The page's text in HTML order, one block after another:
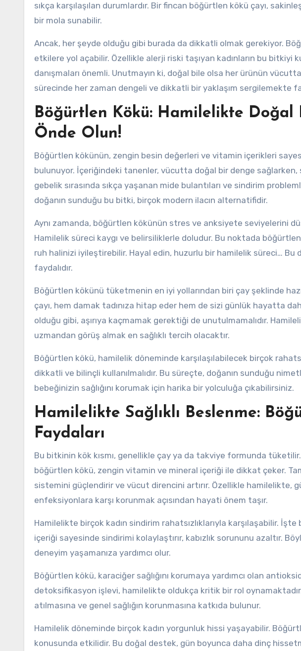
sıkça karşılaşılan durumlardır. Bir fincan böğürtlen kökü çayı,
bir mola sunabilir.
Ancak, her şeyde olduğu gibi burada da dikkatli olmak gerekiyor.
etkilere yol açabilir. Özellikle alerji riski taşıyan kadınların bu bitkiyi
danışmaları önemli. Unutmayın ki, doğal bile olsa her ürünün
sürecinde her zaman dengeli ve dikkatli bir yaklaşım sergilemekte
Böğürtlen Kökü: Hamilelikte Doğal
Önde Olun!
Böğürtlen kökünün, zengin besin değerleri ve vitamin içerikleri
bulunuyor. İçeriğindeki tanenler, vücutta doğal bir denge
gebelik sırasında sıkça yaşanan mide bulantıları ve sindirim
doğanın sunduğu bu bitki, birçok modern ilacın alternatifidir.
Aynı zamanda, böğürtlen kökünün stres ve anksiyete seviyelerini
Hamilelik süreci kaygı ve belirsiliklerle doludur. Bu noktada
ruh halinizi iyileştirebilir. Hayal edin, huzurlu bir hamilelik süreci… Bu
faydalıdır.
Böğürtlen kökünü tüketmenin en iyi yollarından biri çay şeklinde
çayı, hem damak tadınıza hitap eder hem de sizi günlük hayatta
olduğu gibi, aşırıya kaçmamak gerektiği de unutulmamalıdır.
uzmandan görüş almak en sağlıklı tercih olacaktır.
Böğürtlen kökü, hamilelik döneminde karşılaşılabilecek birçok
dikkatli ve bilinçli kullanılmalıdır. Bu süreçte, doğanın sunduğu
bebeğinizin sağlığını korumak için harika bir yolculuğa çıkabilirsiniz.
Hamilelikte Sağlıklı Beslenme:
Faydaları
Bu bitkinin kök kısmı, genellikle çay ya da takviye formunda
böğürtlen kökü, zengin vitamin ve mineral içeriği ile dikkat çeker.
sistemini güçlendirir ve vücut direncini artırır. Özellikle hamilelikte,
enfeksiyonlara karşı korunmak açısından hayati önem taşır.
Hamilelikte birçok kadın sindirim rahatsızlıklarıyla karşılaşabilir.
içeriği sayesinde sindirimi kolaylaştırır, kabızlık sorununu azaltır.
deneyim yaşamanıza yardımcı olur.
Böğürtlen kökü, karaciğer sağlığını korumaya yardımcı olan
detoksifikasyon işlevi, hamilelikte oldukça kritik bir rol
atılmasına ve genel sağlığın korunmasına katkıda bulunur.
Hamilelik döneminde birçok kadın yorgunluk hissi yaşayabilir.
konusunda etkilidir. Bu doğal destek, gün boyunca daha dinç